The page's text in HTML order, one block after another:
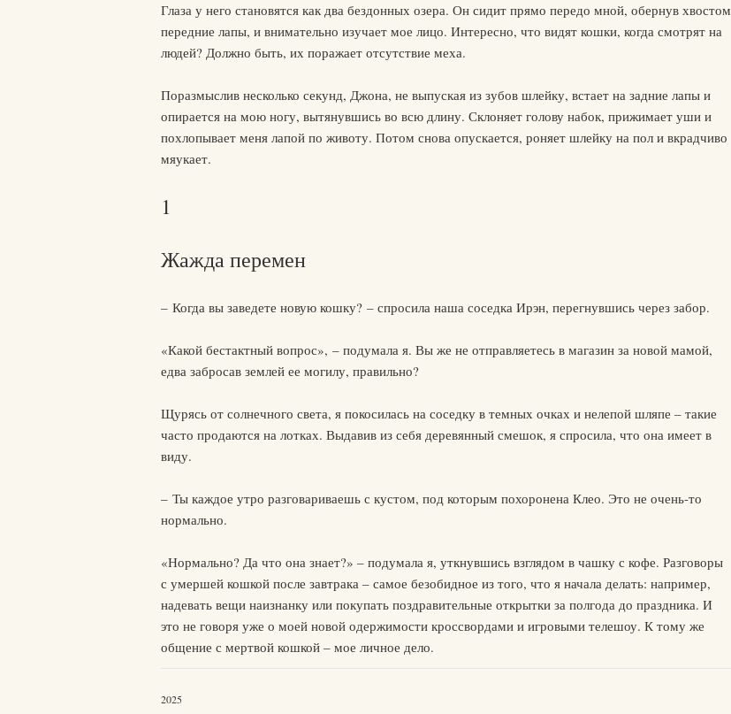
Глаза у него становятся как два бездонных озера. Он сидит прямо передо мной, обернув хвостом
передние лапы, и внимательно изучает мое лицо. Интересно, что видят кошки, когда смотрят на
людей? Должно быть, их поражает отсутствие меха.
Поразмыслив несколько секунд, Джона, не выпуская из зубов шлейку, встает на задние лапы и
опирается на мою ногу, вытянувшись во всю длину. Склоняет голову набок, прижимает уши и
похлопывает меня лапой по животу. Потом снова опускается, роняет шлейку на пол и вкрадчиво
мяукает.
1
Жажда перемен
– Когда вы заведете новую кошку? – спросила наша соседка Ирэн, перегнувшись через забор.
«Какой бестактный вопрос», – подумала я. Вы же не отправляетесь в магазин за новой мамой,
едва забросав землей ее могилу, правильно?
Щурясь от солнечного света, я покосилась на соседку в темных очках и нелепой шляпе – такие
часто продаются на лотках. Выдавив из себя деревянный смешок, я спросила, что она имеет в
виду.
– Ты каждое утро разговариваешь с кустом, под которым похоронена Клео. Это не очень-то
нормально.
«Нормально? Да что она знает?» – подумала я, уткнувшись взглядом в чашку с кофе. Разговоры
с умершей кошкой после завтрака – самое безобидное из того, что я начала делать: например,
надевать вещи наизнанку или покупать поздравительные открытки за полгода до праздника. И
это не говоря уже о моей новой одержимости кроссвордами и игровыми телешоу. К тому же
общение с мертвой кошкой – мое личное дело.
2025